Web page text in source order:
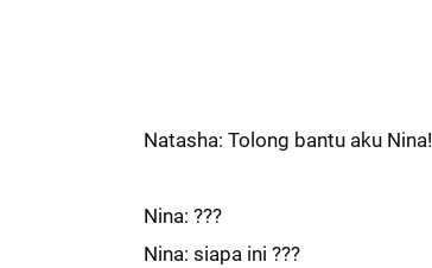
Natasha: Tolong bantu aku Nina!
Nina: ???
Nina: siapa ini ???